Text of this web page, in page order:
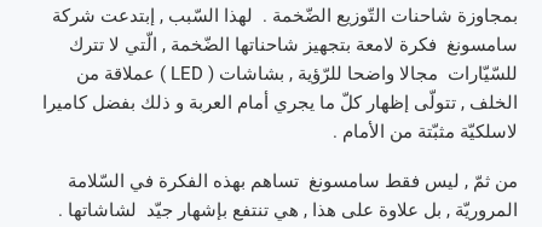
بمجاوزة شاحنات التّوزيع الضّخمة . لهذا السّبب , إبتدعت شركة
سامسونغ فكرة لامعة بتجهيز شاحناتها الضّخمة , الّتي لا تترك
للسّيّارات مجالا واضحا للرّؤية , بشاشات ( LED ) عملاقة من
الخلف , تتولّى إظهار كلّ ما يجري أمام العربة و ذلك بفضل كاميرا
لاسلكيّة مثبّتة من الأمام .
من ثمّ , ليس فقط سامسونغ تساهم بهذه الفكرة في السّلامة
المروريّة , بل علاوة على هذا , هي تنتفع بإشهار جيّد لشاشاتها .